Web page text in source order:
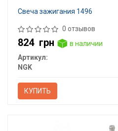
Свеча зажигания 1496
0 отзывов
824 грн
в наличии
Артикул:
NGK
КУПИТЬ